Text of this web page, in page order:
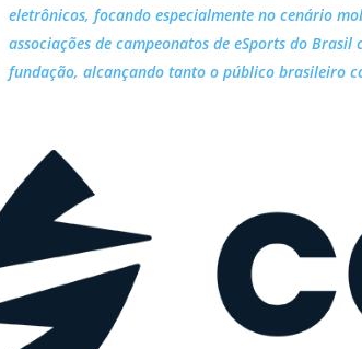
eletrônicos, focando especialmente no cenário
associações de campeonatos de eSports do Brasil
fundação, alcançando tanto o público brasileiro